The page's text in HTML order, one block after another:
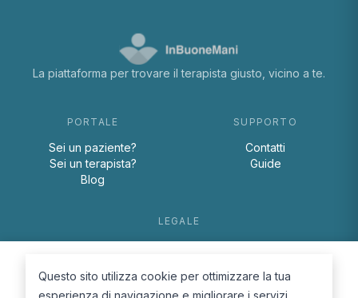
La piattaforma per trovare il terapista giusto, vicino a te.
PORTALE
Sei un paziente?
Sei un terapista?
Blog
SUPPORTO
Contatti
Guide
LEGALE
Cookie Policy
Questo sito utilizza cookie per ottimizzare la tua
esperienza di navigazione e migliorare i servizi